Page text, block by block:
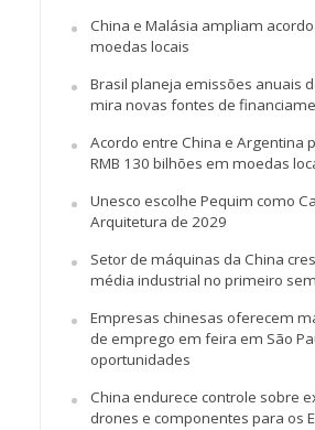
China e Malásia ampliam
moedas locais
Brasil planeja emissões anuais
mira novas fontes de
Acordo entre China e Argentina
RMB 130 bilhões em moedas
Unesco escolhe Pequim como
Arquitetura de 2029
Setor de máquinas da China
média industrial no primeiro
Empresas chinesas oferecem
de emprego em feira em São
oportunidades
China endurece controle sobre
drones e componentes para os